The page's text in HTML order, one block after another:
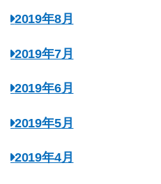
2019年8月
2019年7月
2019年6月
2019年5月
2019年4月